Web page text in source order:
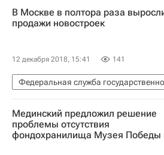
В Москве в полтора раза
продажи новостроек
12 декабря 2018, 15:41 141
Новости - Недвижимость
Новостройки
Мединский предложил решение
проблемы отсутствия
фондохранилища Музея Победы